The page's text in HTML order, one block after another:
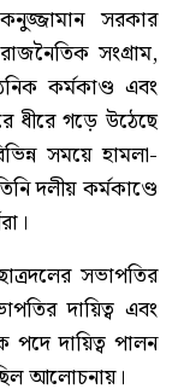
সরকার
সংগ্রাম,
কর্মকাণ্ড এবং
ধীরে গড়ে উঠেছে
সময়ে হামলা-
দলীয় কর্মকাণ্ডে
সভাপতির
দায়িত্ব এবং
পদে দায়িত্ব পালন
আলোচনায়।